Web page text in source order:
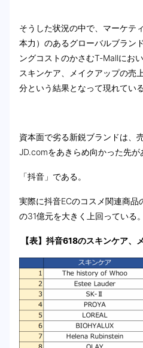
そうした状況の中で、マーケテ
本力）のあるグローバルブラン
ングコストのかさむT-Mallにお
スキンケア、メイクアップの売
分という結果となって現れている
資本面で劣る新鋭ブランドは、
JD.comをあきらめ向かった先が
「抖音」である。
実際に抖音ECのコスメ関連商
の31億元を大きく上回っている。
【表】抖音618のスキンケア、